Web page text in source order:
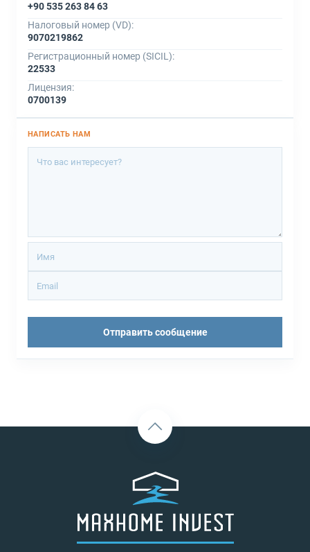
+90 535 263 84 63
Налоговый номер (VD):
9070219862
Регистрационный номер (SICIL):
22533
Лицензия:
0700139
НАПИСАТЬ НАМ
Отправить сообщение